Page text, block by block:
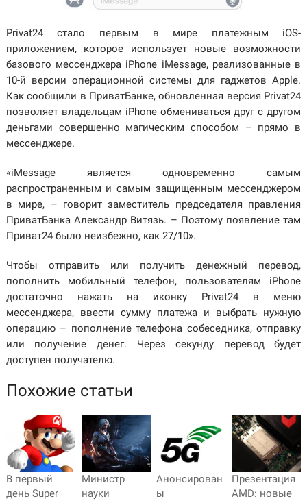
Privat24 стало первым в мире платежным iOS-
приложением, которое использует новые возможности
базового мессенджера iPhone iMessage, реализованные в
10-й версии операционной системы для гаджетов Apple.
Как сообщили в ПриватБанке, обновленная версия Privat24
позволяет владельцам iPhone обмениваться друг с другом
деньгами совершенно магическим способом – прямо в
мессенджере.
«iMessage является одновременно самым
распространенным и самым защищенным мессенджером
в мире, – говорит заместитель председателя правления
ПриватБанка Александр Витязь. – Поэтому появление там
Приват24 было неизбежно, как 27/10».
Чтобы отправить или получить денежный перевод,
пополнить мобильный телефон, пользователям iPhone
достаточно нажать на иконку Privat24 в меню
мессенджера, ввести сумму платежа и выбрать нужную
операцию – пополнение телефона собеседника, отправку
или получение денег. Через секунду перевод будет
доступен получателю.
Похожие статьи
В первый
день Super
Министр
науки
Анонсирован
ы
Презентация
AMD: новые